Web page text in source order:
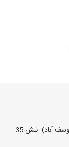
تهران – خیابان سید جمال الدین اسدآبادی (یوسف آباد) -نبش 35